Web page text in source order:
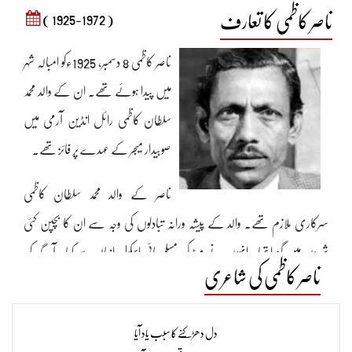
ناصر کاظمی کا تعارف ( 1925-1972 )
ناصر کاظمی 8 دسمبر، 1925ءکو امبالہ شہر
میں پیدا ہوئے تھے۔ ان کے والد محمد
سلطان کاظمی رائل انڈین آرمی میں
صوبیدار میجر کے عہدے پر فائز تھے۔
ناصر کے والد محمد سلطان کاظمی
سرکاری ملازم تھے۔ والد کے پیشہ ورانہ تبادلوں کی وجہ سے ان کا بچپن کئی
شہروں میں گزرا تھا۔ انہوں نے میٹرک مسلم ہائی اسکول انبالہ سے کیا۔ آگے کی
تعلیم کے لیے اسلامیہ کالج لاہور آ گئے تھے۔ ناصر کاظمی وہاں کے ایک ہوسٹل
ہاسٹل میں جاتے اور ان کے کمرے میں شعر و شاعری پر بات کرتے تھے۔ تاہم
ناصر کاظمی کی شاعری
دل دھڑکنے کا سبب یاد آیا